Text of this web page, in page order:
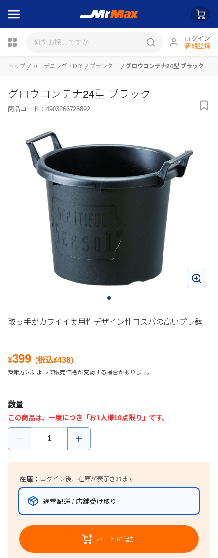
ログイン
新規登録
瓶詰
トップ ガーデニング・DIY プランター グロウコンテナ24型 ブラック
グロウコンテナ24型 ブラック
商品コード： 4903266728892
取っ手がカワイイ実用性デザイン性コスパの高いプラ鉢
¥399 (税込¥438)
受取方法によって販売価格が変動する場合があります。
数量
この商品は、一度につき「お1人様10点限り」です。
在庫： ログイン後、在庫が表示されます
通常配送 / 店舗受け取り
カートに追加